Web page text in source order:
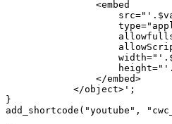
                <embed
                </embed>
            </object>';
}
add_shortcode("youtube",